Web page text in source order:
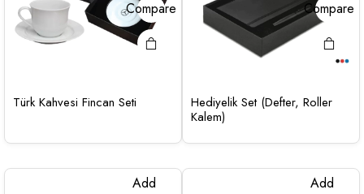
Compare
Türk Kahvesi Fincan Seti
Compare
Hediyelik Set (Defter, Roller
Kalem)
Add
Add